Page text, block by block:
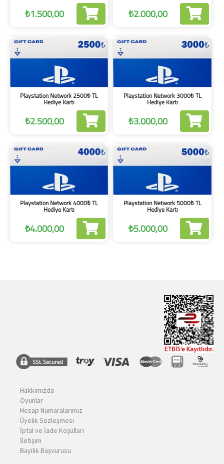
₺1.500,00 ₺2.000,00
Playstation Network 2500₺ TL
Hediye Kartı
₺2.500,00
Playstation Network 3000₺ TL
Hediye Kartı
₺3.000,00
Playstation Network 4000₺ TL
Hediye Kartı
₺4.000,00
Playstation Network 5000₺ TL
Hediye Kartı
₺5.000,00
Hakkımızda
Oyunlar
Hesap Numaralarımız
Üyelik Sözleşmesi
İptal ve İade Koşulları
İletişim
Bayilik Başvurusu